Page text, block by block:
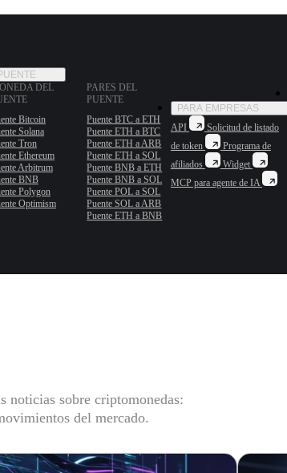
DEL
Bitcoin
Solana
Tron
Ethereum
Arbitrum
BNB
Polygon
Optimism
PARES DEL
PUENTE
Puente BTC a ETH
Puente ETH a BTC
Puente ETH a ARB
Puente ETH a SOL
Puente BNB a ETH
Puente BNB a SOL
Puente POL a SOL
Puente SOL a ARB
Puente ETH a BNB
PARA EMPRESAS
API
Solicitud de listado
de token
Programa de
afiliados
Widget
MCP para agente de IA
noticias sobre criptomonedas:
del mercado.